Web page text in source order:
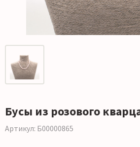
Бусы из розового
Артикул: Б00000865